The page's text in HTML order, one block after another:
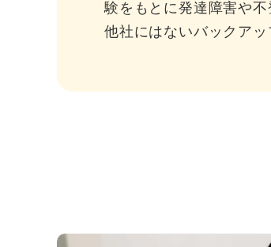
験をもとに発達障害や不
他社にはないバックアッ